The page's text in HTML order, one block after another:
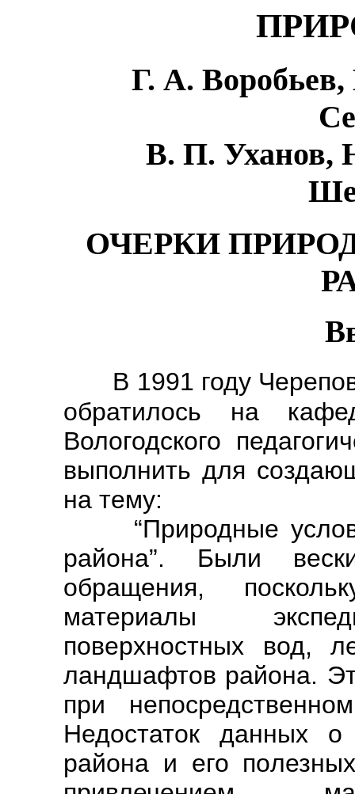
Г. А.
В. П. Уханов,
ОЧЕРКИ
В 1991 году
обратилось на
Вологодского
выполнить для
на тему:
“Природные
района”. Были
обращения,
материалы
поверхностных вод,
ландшафтов района.
при
Недостаток данных о
района и его